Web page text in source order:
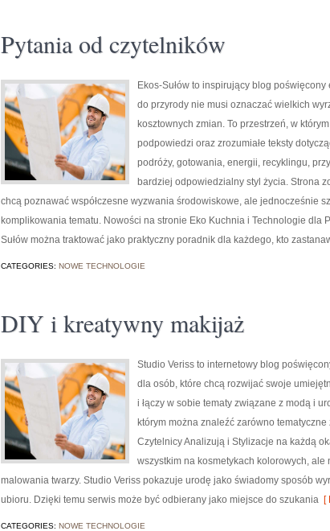
Pytania od czytelników
Ekos-Sułów to inspirujący blog
do przyrody nie musi oznaczać wielkich
kosztownych zmian. To przestrzeń, w
podpowiedzi oraz zrozumiałe teksty
podróży, gotowania, energii, recyklingu,
bardziej odpowiedzialny styl życia. Strona
chcą poznawać współczesne wyzwania środowiskowe, ale jednocześnie
komplikowania tematu. Nowości na stronie Eko Kuchnia i Technologie dla
Sułów można traktować jako praktyczny poradnik dla każdego, kto
CATEGORIES: NOWE TECHNOLOGIE
DIY i kreatywny makijaż
Studio Veriss to internetowy blog
dla osób, które chcą rozwijać swoje
i łączy w sobie tematy związane z modą i
którym można znaleźć zarówno
Czytelnicy Analizują i Stylizacje na każdą
wszystkim na kosmetykach kolorowych, ale
malowania twarzy. Studio Veriss pokazuje urodę jako świadomy sposób
ubioru. Dzięki temu serwis może być odbierany jako miejsce do szukania [
CATEGORIES: NOWE TECHNOLOGIE